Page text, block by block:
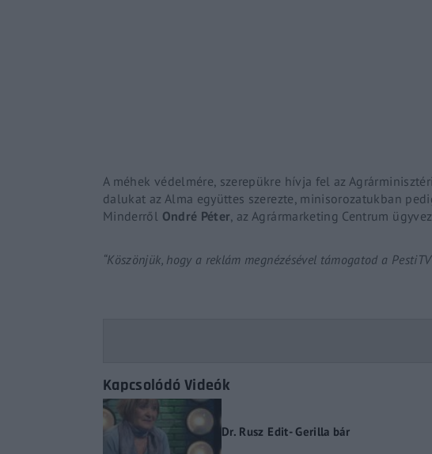
A méhek védelmére, szerepükre hívja fel az
dalukat az Alma együttes szerezte, minisorozatukban
Minderről Ondré Péter , az Agrármarketing Centrum
“Köszönjük, hogy a reklám megnézésével támogatod a
Kapcsolódó Videók
Dr. Rusz Edit- Gerilla bár